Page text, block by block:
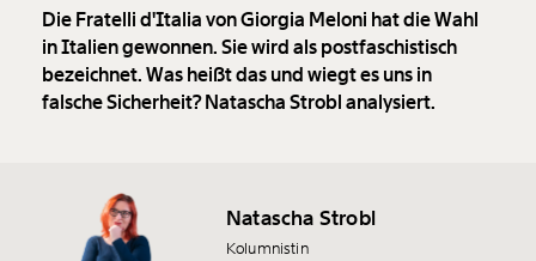
Die Fratelli d'Italia von Giorgia Meloni hat die Wahl
in Italien gewonnen. Sie wird als postfaschistisch
bezeichnet. Was heißt das und wiegt es uns in
falsche Sicherheit? Natascha Strobl analysiert.
Natascha Strobl
Kolumnistin